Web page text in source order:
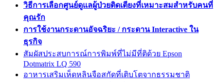
วิธีการเลือกศูนย์ดูแลผู้ป่วยติดเตียงที่เหมาะสมสำหรับคนที่
คุณรัก
การใช้งานกระดานอัจฉริยะ / กระดาน Interactive ใน
ธุรกิจ
สัมผัสประสบการณ์การพิมพ์ที่ไม่มีที่ติด้วย Epson
Dotmatrix LQ 590
อาหารเสริมเห็ดหลินจือสกัดที่เติบโตจากธรรมชาติ